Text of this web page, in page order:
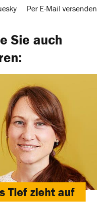
Per E-Mail versenden
Sie auch
Tief zieht auf